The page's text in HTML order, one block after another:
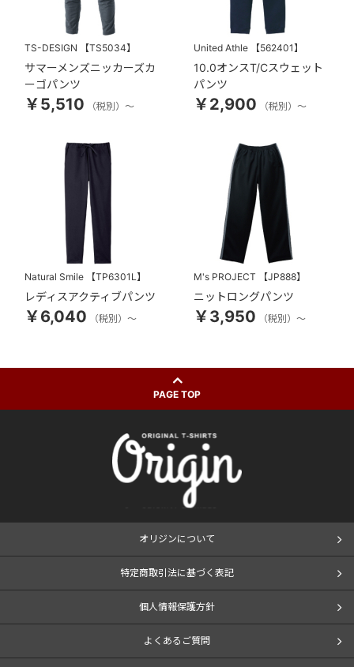
TS-DESIGN 【TS5034】
サマーメンズニッカーズカ
ーゴパンツ
￥5,510 （税別）～
United Athle 【562401】
10.0オンスT/Cスウェット
パンツ
￥2,900 （税別）～
Natural Smile 【TP6301L】
レディスアクティブパンツ
￥6,040 （税別）～
M's PROJECT 【JP888】
ニットロングパンツ
￥3,950 （税別）～
PAGE TOP
オリジンについて
特定商取引法に基づく表記
個人情報保護方針
よくあるご質問